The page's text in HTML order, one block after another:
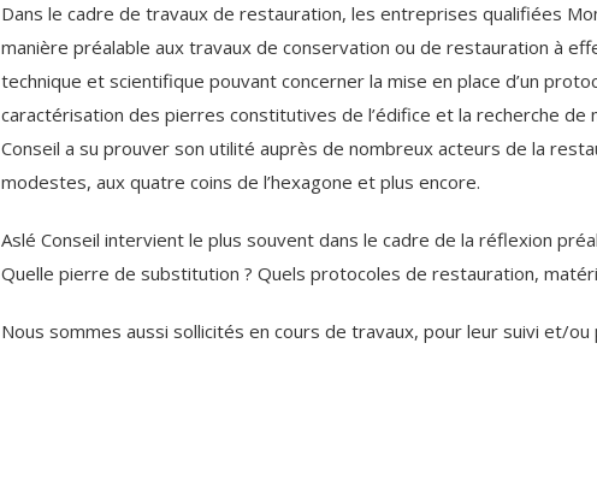
Dans le cadre de travaux de restauration, les entreprises qualifiées
manière préalable aux travaux de conservation ou de restauration à
technique et scientifique pouvant concerner la mise en place d’un
caractérisation des pierres constitutives de l’édifice et la recherche
Conseil a su prouver son utilité auprès de nombreux acteurs de la
modestes, aux quatre coins de l’hexagone et plus encore.
Aslé Conseil intervient le plus souvent dans le cadre de la réflexion
Quelle pierre de substitution ? Quels protocoles de restauration,
Nous sommes aussi sollicités en cours de travaux, pour leur suivi et/